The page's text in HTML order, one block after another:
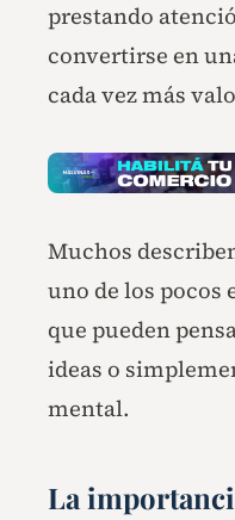
prestando
convertirse en
cada vez más
Muchos
uno de los pocos
que pueden
ideas o
mental.
La